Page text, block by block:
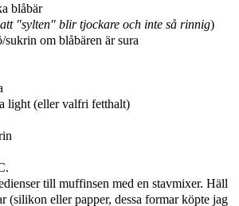
blåbär
"sylten" blir tjockare och inte så rinnig)
sukrin om blåbären är sura
light (eller valfri fetthalt)
till muffinsen med en stavmixer. Häll
(silikon eller papper, dessa formar köpte jag